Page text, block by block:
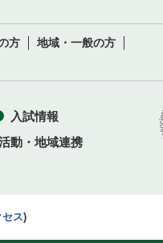
方
地域・一般の方
入試情報
動・地域連携
セス)